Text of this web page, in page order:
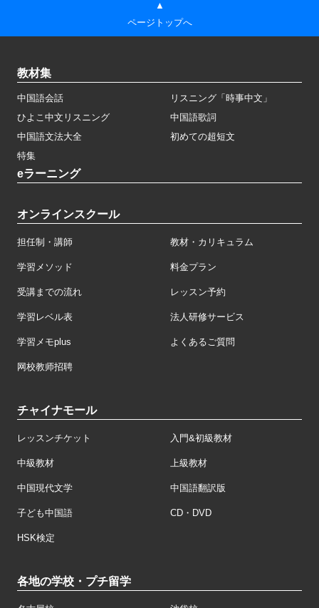
▲
ページトップへ
教材集
中国語会話
リスニング「時事中文」
ひよこ中文リスニング
中国語歌詞
中国語文法大全
初めての超短文
特集
eラーニング
オンラインスクール
担任制・講師 教材・カリキュラム
学習メソッド 料金プラン
受講までの流れ レッスン予約
学習レベル表 法人研修サービス
学習メモplus よくあるご質問
网校教师招聘
チャイナモール
レッスンチケット 入門&初級教材
中級教材 上級教材
中国現代文学 中国語翻訳版
子ども中国語 CD・DVD
HSK検定
各地の学校・プチ留学